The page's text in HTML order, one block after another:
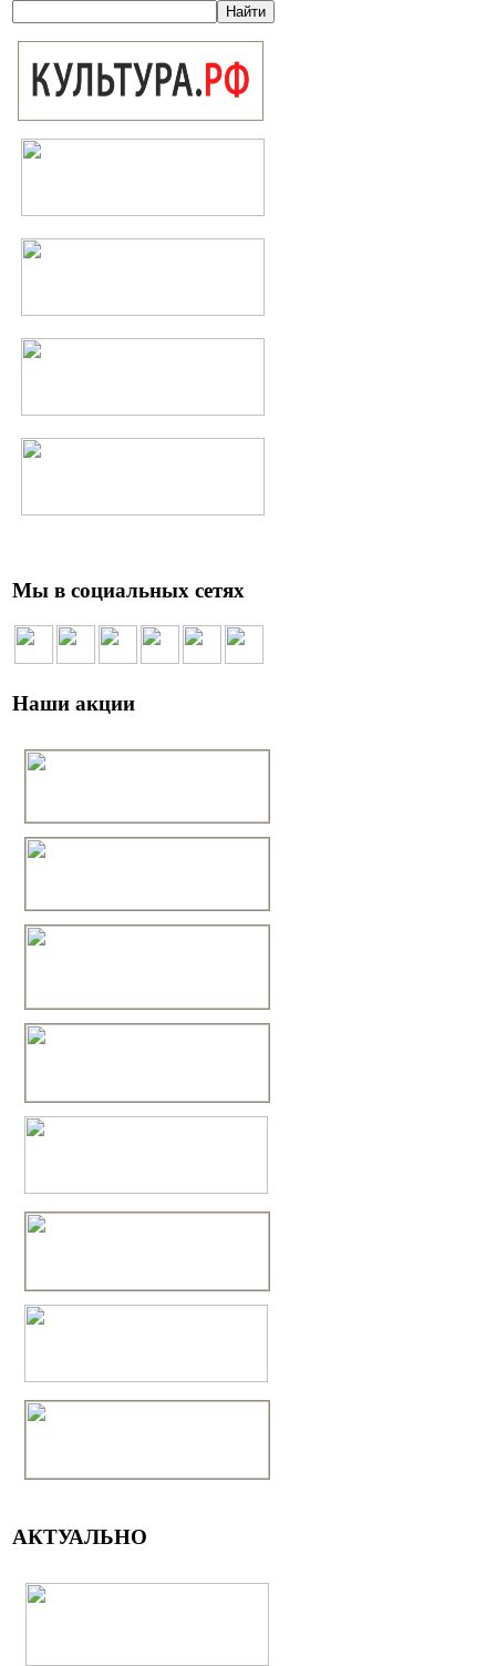
Мы в социальных сетях
Наши акции
АКТУАЛЬНО